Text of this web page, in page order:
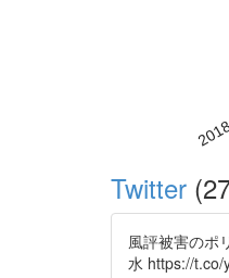
Twitter
風評被害のポ
水 https://t.co/